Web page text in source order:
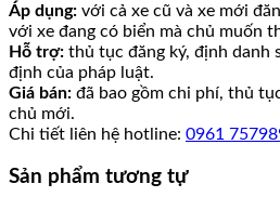
Áp dụng: với cả xe cũ và xe mới
với xe đang có biển mà chủ muốn
Hỗ trợ: thủ tục đăng ký, định danh
định của pháp luật.
Giá bán: đã bao gồm chi phí, thủ
chủ mới.
Chi tiết liên hệ hotline: 0961
Sản phẩm tương tự